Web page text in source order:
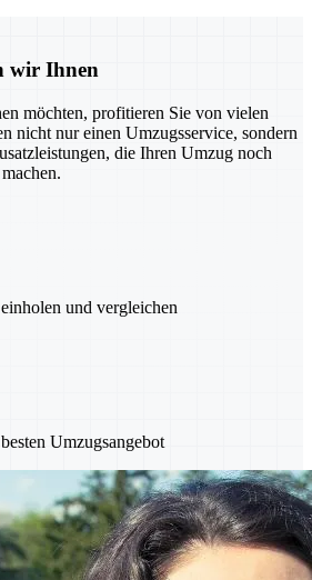
wir Ihnen
möchten, profitieren Sie von vielen
nicht nur einen Umzugsservice, sondern
die Ihren Umzug noch
und vergleichen
Umzugsangebot